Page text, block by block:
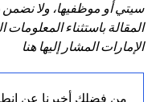
سيتي أو موظفيها، ولا نضمن
المقالة باستثناء
الإمارات المشار إليها هنا
من فضلك أخبرنا عن